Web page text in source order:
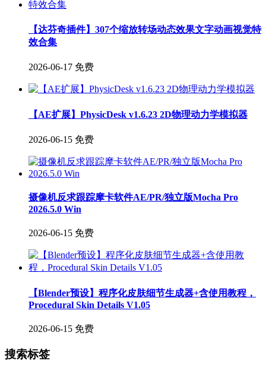
【达芬奇插件】307个缩放转场动态效果文字动画视觉特
效合集
2026-06-17 免费
【AE扩展】PhysicDesk v1.6.23 2D物理动力学模拟器
2026-06-15 免费
摄像机反求跟踪摩卡软件AE/PR/独立版Mocha Pro
2026.5.0 Win
2026-06-15 免费
【Blender预设】程序化皮肤细节生成器+含使用教程，
Procedural Skin Details V1.05
2026-06-15 免费
搜索标签